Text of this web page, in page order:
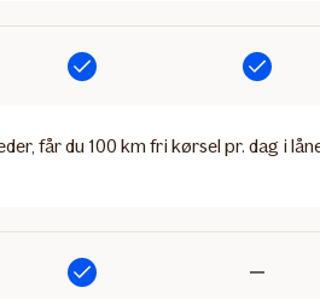
Inkluderet
Inkluderet
får du 100 km fri kørsel pr. dag i
Inkluderet